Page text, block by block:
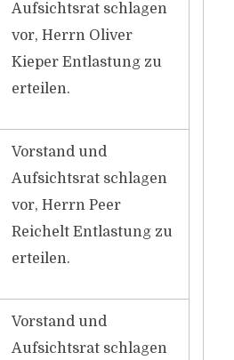
Aufsichtsrat schlagen
vor, Herrn Oliver
Kieper Entlastung zu
erteilen.
Vorstand und
Aufsichtsrat schlagen
vor, Herrn Peer
Reichelt Entlastung zu
erteilen.
Vorstand und
Aufsichtsrat schlagen